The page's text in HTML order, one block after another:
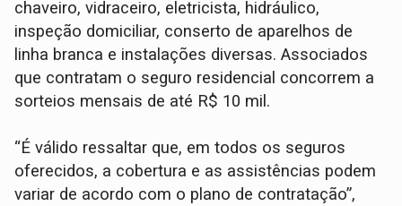
chaveiro, vidraceiro, eletricista, hidráulico,
inspeção domiciliar, conserto de aparelhos de
linha branca e instalações diversas. Associados
que contratam o seguro residencial concorrem a
sorteios mensais de até R$ 10 mil.
“É válido ressaltar que, em todos os seguros
oferecidos, a cobertura e as assistências podem
variar de acordo com o plano de contratação”,